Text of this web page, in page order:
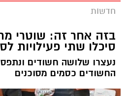
חדשות
בזה אחר זה: שוטרי
סיכלו שתי פעילויות
החשודים כסמים מסוכנים